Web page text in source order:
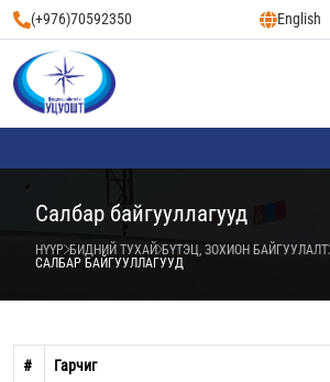
(+976)70592350 English
Салбар байгууллагууд
НҮҮР БИДНИЙ ТУХАЙ БҮТЭЦ, ЗОХИОН БАЙГУУЛАЛТ
САЛБАР БАЙГУУЛЛАГУУД
# Гарчиг